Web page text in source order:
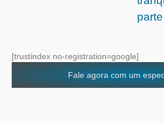
[trustindex no-registration=google]
Fale agora com um